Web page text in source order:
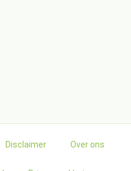
Disclaimer Over ons